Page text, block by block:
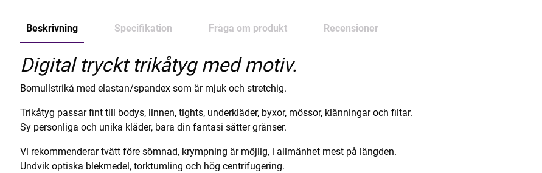
Beskrivning Specifikation Fråga om produkt Recensioner
Digital tryckt trikåtyg med motiv.
Bomullstrikå med elastan/spandex som är mjuk och stretchig.
Trikåtyg passar fint till bodys, linnen, tights, underkläder, byxor, mössor, klänningar och filtar.
Sy personliga och unika kläder, bara din fantasi sätter gränser.
Vi rekommenderar tvätt före sömnad, krympning är möjlig, i allmänhet mest på längden.
Undvik optiska blekmedel, torktumling och hög centrifugering.